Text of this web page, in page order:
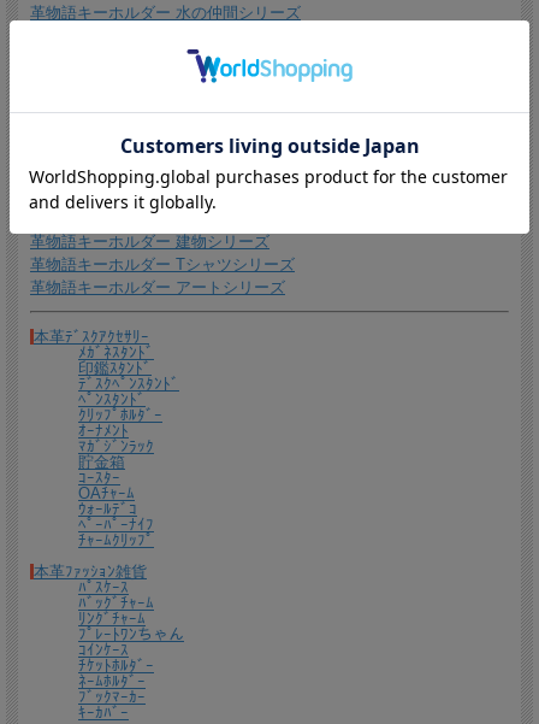
名入れについて
革物語キーホルダー 水の仲間シリーズ
革物語キーホルダー 干支シリーズ
革物語キーホルダー 楽器シリーズ
革物語キーホルダー ウインタースポーツシリーズ
革物語キーホルダー グッズシリーズ
革物語キーホルダー 海賊冒険シリーズ
革物語キーホルダー 和物シリーズ
革物語キーホルダー 建物シリーズ
革物語キーホルダー Tシャツシリーズ
革物語キーホルダー アートシリーズ
本革ﾃﾞｽｸｱｸｾｻﾘｰ
ﾒｶﾞﾈｽﾀﾝﾄﾞ
印鑑ｽﾀﾝﾄﾞ
ﾃﾞｽｸﾍﾟﾝｽﾀﾝﾄﾞ
ﾍﾟﾝｽﾀﾝﾄﾞ
ｸﾘｯﾌﾟﾎﾙﾀﾞｰ
ｵｰﾅﾒﾝﾄ
ﾏｶﾞｼﾞﾝﾗｯｸ
貯金箱
ｺｰｽﾀｰ
OAﾁｬｰﾑ
ｳｫｰﾙﾃﾞｺ
ﾍﾟｰﾊﾟｰﾅｲﾌ
ﾁｬｰﾑｸﾘｯﾌﾟ
本革ﾌｧｯｼｮﾝ雑貨
ﾊﾟｽｹｰｽ
ﾊﾞｯｸﾞﾁｬｰﾑ
ﾘﾝｸﾞﾁｬｰﾑ
ﾌﾟﾚｰﾄﾜﾝちゃん
ｺｲﾝｹｰｽ
ﾁｹｯﾄﾎﾙﾀﾞｰ
ﾈｰﾑﾎﾙﾀﾞｰ
ﾌﾞｯｸﾏｰｶｰ
ｷｰｶﾊﾞｰ